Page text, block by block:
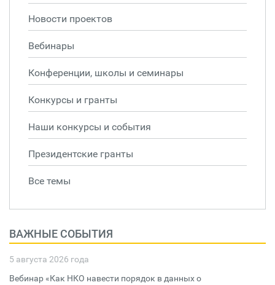
Новости проектов
Вебинары
Конференции, школы и семинары
Конкурсы и гранты
Наши конкурсы и события
Президентские гранты
Все темы
ВАЖНЫЕ СОБЫТИЯ
5 августа 2026 года
Вебинар «Как НКО навести порядок в данных о